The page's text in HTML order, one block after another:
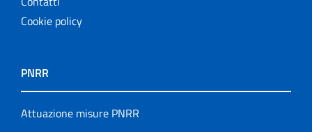
Cookie policy
PNRR
Attuazione misure PNRR